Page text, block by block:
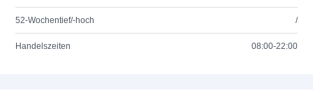
52-Wochentief/-hoch /
Handelszeiten 08:00-22:00